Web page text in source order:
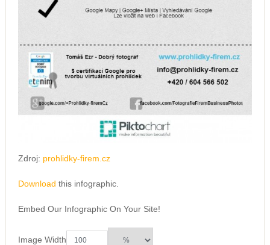
Zdroj: prohlidky-firem.cz
Download this infographic.
Embed Our Infographic On Your Site!
Image Width